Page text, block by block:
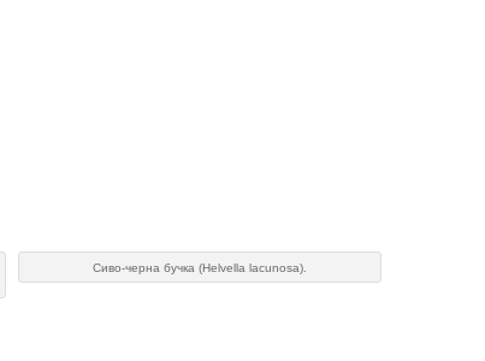
Сиво-черна бучка (Helvella lacunosa).